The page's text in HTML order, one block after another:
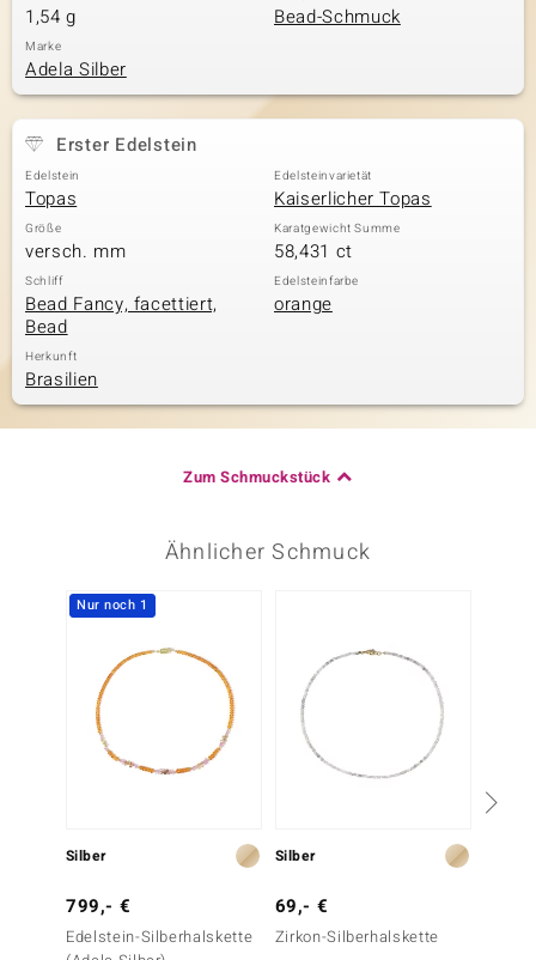
1,54 g Bead-Schmuck
Marke
Adela Silber
Erster Edelstein
Edelstein
Topas
Edelsteinvarietät
Kaiserlicher Topas
Größe
versch. mm
Karatgewicht Summe
58,431 ct
Schliff
Bead Fancy, facettiert,
Bead
Edelsteinfarbe
orange
Herkunft
Brasilien
Zum Schmuckstück
Ähnlicher Schmuck
Nur noch 1
Silber
799,- €
Edelstein-Silberhalskette
Silber
69,- €
Zirkon-Silberhalskette